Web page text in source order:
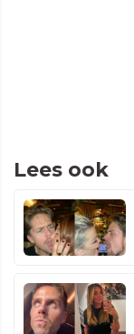
Lees ook